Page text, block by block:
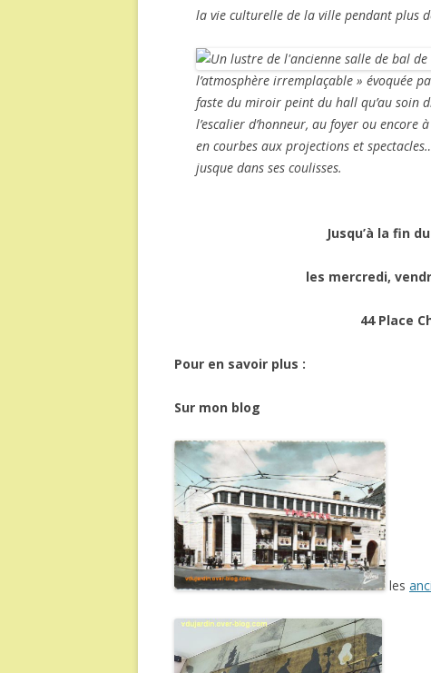
la vie culturelle de la ville pendant plus
l’atmosphère irremplaçable » évoquée
faste du miroir peint du hall qu’au soin
l’escalier d’honneur, au foyer ou
en courbes aux projections et
jusque dans ses coulisses.
Jusqu’à la fin
les mercredi,
44 Place
Pour en savoir plus :
Sur mon blog
les